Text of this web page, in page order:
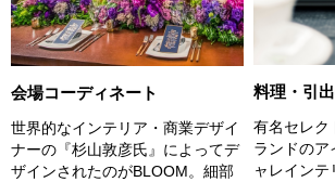
会場コーディネート
世界的なインテリア・商業デザイ
ナーの『杉山敦彦氏』によってデ
ザインされたのがBLOOM。細部
料理・引
有名セレク
ランドのア
ャレインテ